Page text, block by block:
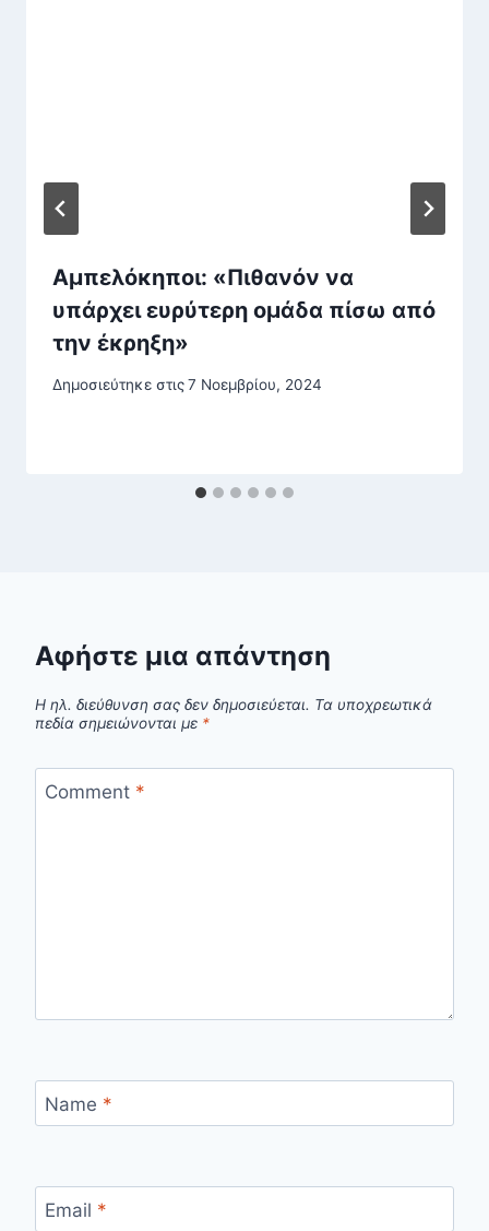
Αμπελόκηποι: «Πιθανόν να
υπάρχει ευρύτερη ομάδα πίσω από
την έκρηξη»
Δημοσιεύτηκε στις7 Νοεμβρίου, 2024
Αφήστε μια απάντηση
Η ηλ. διεύθυνση σας δεν δημοσιεύεται. Τα υποχρεωτικά
πεδία σημειώνονται με *
Comment *
Name *
Email *